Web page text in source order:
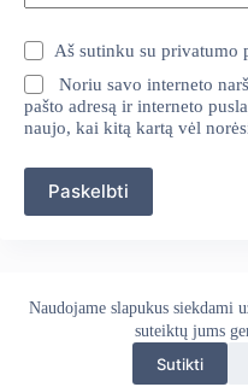
Naudojame slapukus siekdami
suteiktų jums
Sutikti
Aš sutinku suprivatumo
Noriu savo interneto
pašto adresą ir interneto
naujo, kai kitą kartą vėl
Paskelbti
Apie mus
Pristatymo politika
Autoekranas.lt © 2026 -